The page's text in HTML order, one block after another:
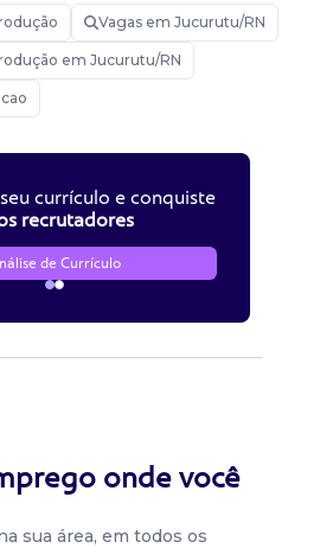
Vagas em Jucurutu/RN
em Jucurutu/RN
currículo e conquiste
recrutadores
de Currículo
onde você
sua área, em todos os